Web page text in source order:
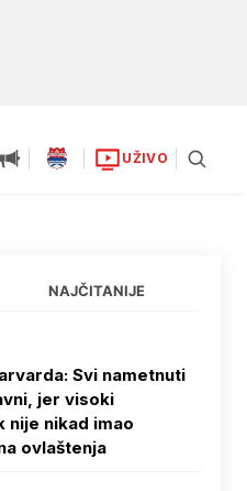
UŽIVO
NAJČITANIJE
Svi nametnuti
jer visoki
nije nikad imao
ovlaštenja